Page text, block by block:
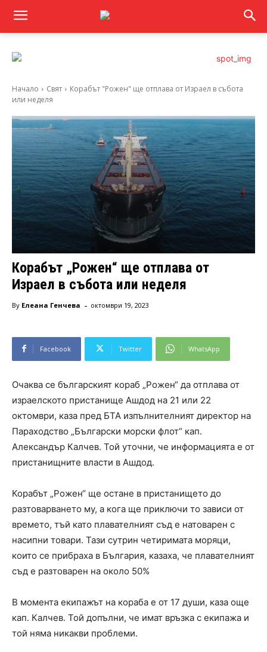
Начало Свят
Корабът "Рожен" ще отплава от Израел в събота
или неделя
Корабът „Рожен“ ще отплава от
Израел в събота или неделя
By Елеана Генчева - октомври 19, 2023
Facebook Twitter WhatsApp
Очаква се българският кораб „Рожен“ да отплава от
израелското пристанище Ашдод на 21 или 22
октомври, каза пред БТА изпълнителният директор на
Параходство „Български морски флот“ кап.
Александър Калчев. Той уточни, че информацията е от
пристанищните власти в Ашдод.
Корабът „Рожен“ ще остане в пристанището до
разтоварването му, а кога ще приключи то зависи от
времето, тъй като плавателният съд е натоварен с
насипни товари. Тази сутрин четиримата моряци,
които се прибраха в България, казаха, че плавателният
съд е разтоварен на около 50%
В момента екипажът на кораба е от 17 души, каза още
кап. Калчев. Той допълни, че имат връзка с екипажа и
той няма никакви проблеми.